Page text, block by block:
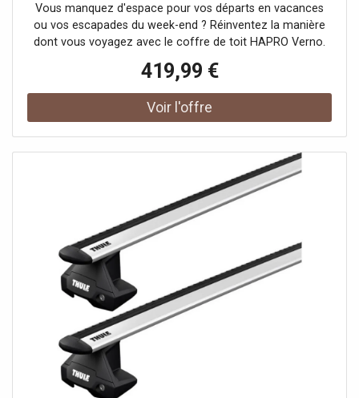
Vous manquez d'espace pour vos départs en vacances
ou vos escapades du week-end ? Réinventez la manière
dont vous voyagez avec le coffre de toit HAPRO Verno.
son esthétique distinctive et ses fonctionnalités avancées,
ce coffre de toit premium est fabriqué aux Pays-Bas à
partir de 90 % de matériaux recyclés.En privilégiant des
composants sourcés exclusivement en Europe, la marque
environnemental tout en assurant un contrôle total de la
qualité. Pensé pour durer et lutter contre l'obsolescence,
le coffre de toit HAPRO Verno bénéficie d'une conception
modulaire qui facilite la maintenance et s'accompagne
d'une promesse : le fabricant s'engage à rendre toutes les
pièces détachées disponibles pendant au moins 25 ans.En
choisissant ce modèle, vous investissez dans un
équipement durable, respectueux de la planète et
parfaitement adapté aux exigences d'aujourd'hui et de
demain.Le premier coffre de toit emboîtableLa vraie
innovation de ce coffre de toit HAPRO Verno réside dans
sa conception révolutionnaire qui, contrairement aux
coffres de toit classiques, le rend entièrement modulable.
Résultat ? Moins d'encombrement de stockage à la
419,99 €